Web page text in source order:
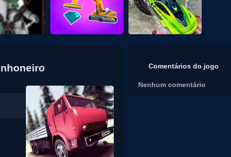
Comentários do jogo
Nenhum comentário